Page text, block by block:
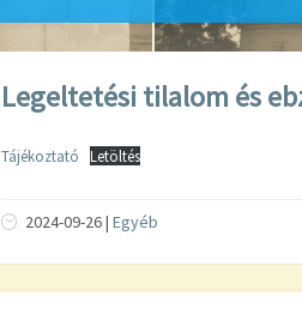
Legeltetési tilalom és
Tájékoztató Letöltés
2024-09-26| Egyéb